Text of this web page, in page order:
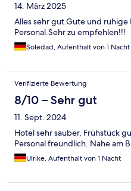
14. März 2025
Alles sehr gut.Gute und ruhige
Personal.Sehr zu empfehlen!!!
Soledad, Aufenthalt von 1 Nacht
Verifizierte Bewertung
8/10 – Sehr gut
11. Sept. 2024
Hotel sehr sauber, Frühstück
Personal freundlich. Nahe am
Ulrike, Aufenthalt von 1 Nacht